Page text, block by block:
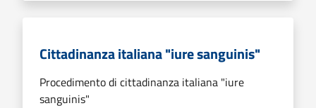
Cittadinanza italiana "iure sanguinis"
Procedimento di cittadinanza italiana "iure
sanguinis"